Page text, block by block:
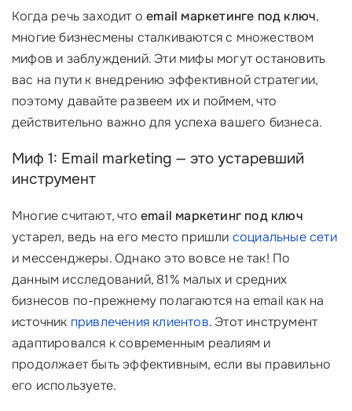
Когда речь заходит оemail маркетинге под ключ,
многие бизнесмены сталкиваются с множеством
мифов и заблуждений. Эти мифы могут остановить
вас на пути к внедрению эффективной стратегии,
поэтому давайте развеем их и поймем, что
действительно важно для успеха вашего бизнеса.
Миф 1: Email marketing — это устаревший
инструмент
Многие считают, что email маркетинг под ключ
устарел, ведь на его место пришли социальные сети
и мессенджеры. Однако это вовсе не так! По
данным исследований, 81% малых и средних
бизнесов по-прежнему полагаются на email как на
источник привлечения клиентов. Этот инструмент
адаптировался к современным реалиям и
продолжает быть эффективным, если вы правильно
его используете.